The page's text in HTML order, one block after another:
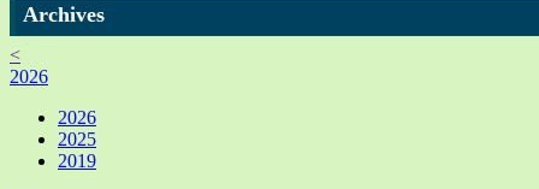
Archives
<
2026
2026
2025
2019